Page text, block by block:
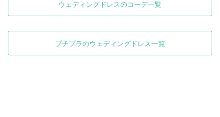
ウェディングドレスのコーデ一覧
プチプラのウェディングドレス一覧